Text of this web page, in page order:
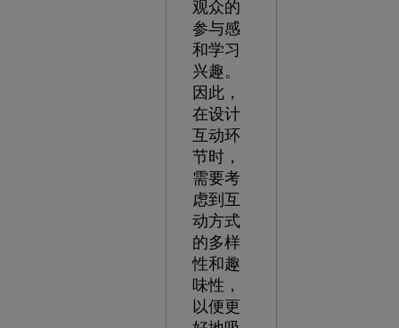
观众的
参与感
和学习
兴趣。
因此，
在设计
互动环
节时，
需要考
虑到互
动方式
的多样
性和趣
味性，
以便更